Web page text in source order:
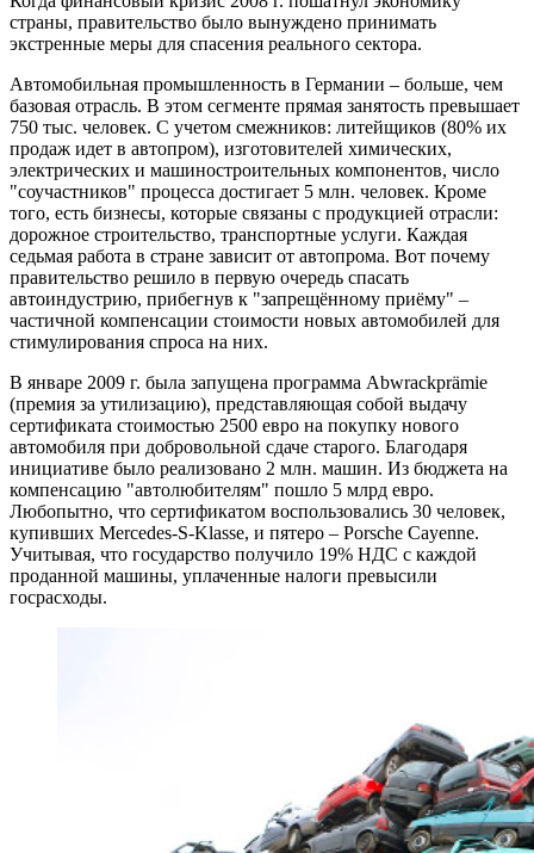
страны, правительство было вынуждено принимать
экстренные меры для спасения реального сектора.
Автомобильная промышленность в Германии – больше, чем
базовая отрасль. В этом сегменте прямая занятость превышает
750 тыс. человек. С учетом смежников: литейщиков (80% их
продаж идет в автопром), изготовителей химических,
электрических и машиностроительных компонентов, число
"соучастников" процесса достигает 5 млн. человек. Кроме
того, есть бизнесы, которые связаны с продукцией отрасли:
дорожное строительство, транспортные услуги. Каждая
седьмая работа в стране зависит от автопрома. Вот почему
правительство решило в первую очередь спасать
автоиндустрию, прибегнув к "запрещённому приёму" –
частичной компенсации стоимости новых автомобилей для
стимулирования спроса на них.
В январе 2009 г. была запущена программа Abwrackprämie
(премия за утилизацию), представляющая собой выдачу
сертификата стоимостью 2500 евро на покупку нового
автомобиля при добровольной сдаче старого. Благодаря
инициативе было реализовано 2 млн. машин. Из бюджета на
компенсацию "автолюбителям" пошло 5 млрд евро.
Любопытно, что сертификатом воспользовались 30 человек,
купивших Mercedes-S-Klasse, и пятеро – Porsche Cayenne.
Учитывая, что государство получило 19% НДС с каждой
проданной машины, уплаченные налоги превысили
госрасходы.